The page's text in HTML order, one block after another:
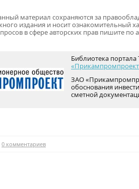
материал сохраняются за
издания и носит ознакомительный
в сфере авторских прав пишите по
Библиотека
ЗАО
обоснования
сметной
0 комментариев